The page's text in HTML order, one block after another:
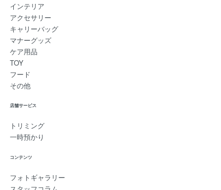
インテリア
アクセサリー
キャリーバッグ
マナーグッズ
ケア用品
TOY
フード
その他
店舗サービス
トリミング
一時預かり
コンテンツ
フォトギャラリー